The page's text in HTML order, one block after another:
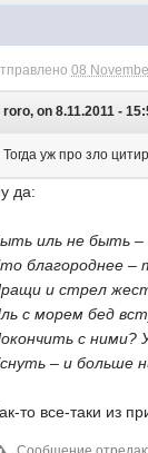
08
roro, on 8.11.2011 -
Тогда уж про зло
да:
иль не быть –
благороднее –
и стрел
с морем бед
с ними?
– и больше
то все-таки из